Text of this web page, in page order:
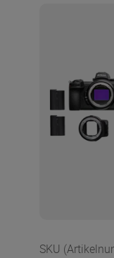
SKU